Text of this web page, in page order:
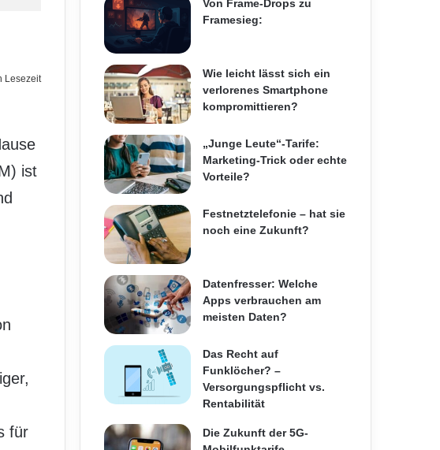
Lesezeit
ist
für
Von Frame-Drops zu
Framesieg:
Wie leicht lässt sich ein
verlorenes Smartphone
kompromittieren?
„Junge Leute“-Tarife:
Marketing-Trick oder echte
Vorteile?
Festnetztelefonie – hat sie
noch eine Zukunft?
Datenfresser: Welche
Apps verbrauchen am
meisten Daten?
Das Recht auf
Funklöcher? –
Versorgungspflicht vs.
Rentabilität
Die Zukunft der 5G-